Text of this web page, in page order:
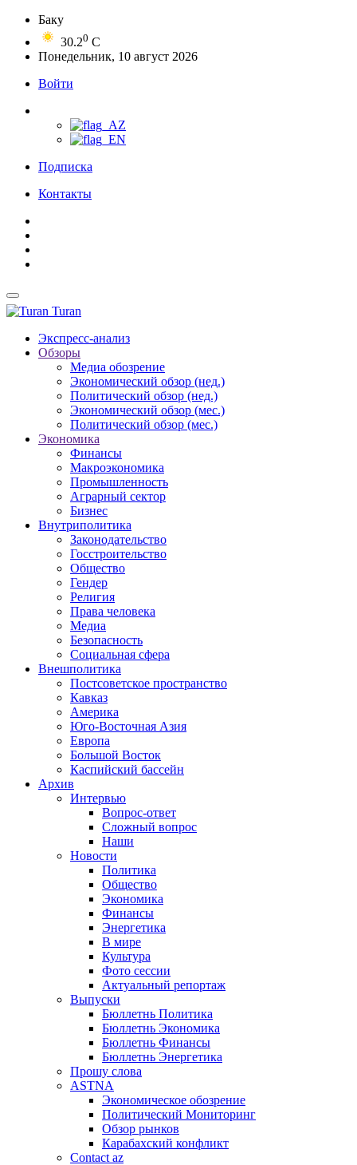
Баку
30.20 C
Понедельник, 10 август 2026
Войти
Подписка
Контакты
Turan
Экспресс-анализ
Обзоры
Медиа обозрение
Экономический обзор (нед.)
Политический обзор (нед.)
Экономический обзор (мес.)
Политический обзор (мес.)
Экономика
Финансы
Макроэкономика
Промышленность
Аграрный сектор
Бизнес
Внутриполитика
Законодательство
Госстроительство
Общество
Гендер
Религия
Права человека
Медиа
Безопасность
Социальная сфера
Внешполитика
Постсоветское пространство
Кавказ
Америка
Юго-Восточная Азия
Европа
Большой Восток
Каспийский бассейн
Архив
Интервью
Вопрос-ответ
Сложный вопрос
Наши
Новости
Политика
Общество
Экономика
Финансы
Энергетика
В мире
Культура
Фото сессии
Актуальный репортаж
Выпуски
Бюллетнь Политика
Бюллетнь Экономика
Бюллетнь Финансы
Бюллетнь Энергетика
Прошу слова
ASTNA
Экономическое обозрение
Политический Мониторинг
Обзор рынков
Карабахский конфликт
Contact az